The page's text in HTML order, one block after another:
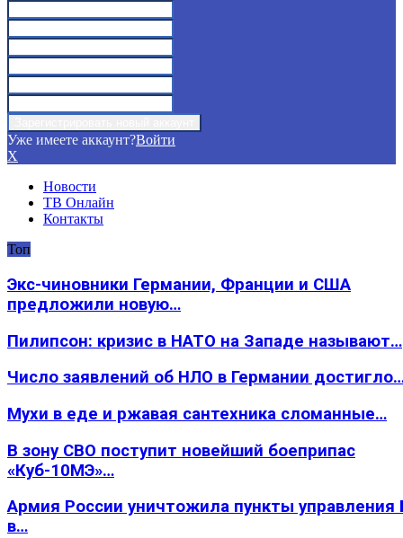
Уже имеете аккаунт?Войти
X
Новости
ТВ Онлайн
Контакты
Топ
Экс-чиновники Германии, Франции и США
предложили новую…
Пилипсон: кризис в НАТО на Западе называют…
Число заявлений об НЛО в Германии
Мухи в еде и ржавая сантехника сломанные…
В зону СВО поступит новейший боеприпас
«Куб-10МЭ»…
Армия России уничтожила пункты
в…